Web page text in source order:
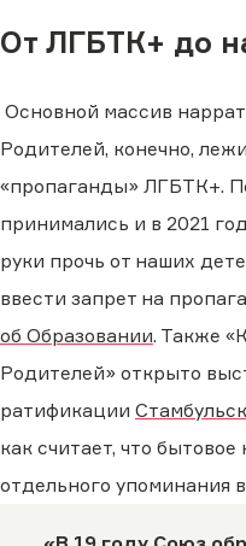
От ЛГБТК+ до
Основной массив
Родителей, конечно,
«пропаганды» ЛГБТК+.
принимались и в 2021
руки прочь от наших
ввести запрет на
об Образовании. Также
Родителей» открыто
ратификации
как считает, что
отдельного упоминания